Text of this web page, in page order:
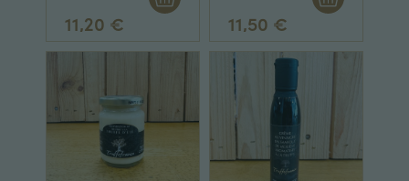
11,20 € 11,50 €